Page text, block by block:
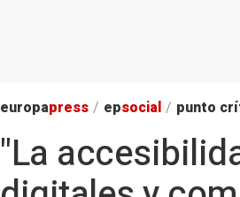
europapress / epsocial / punto
"La